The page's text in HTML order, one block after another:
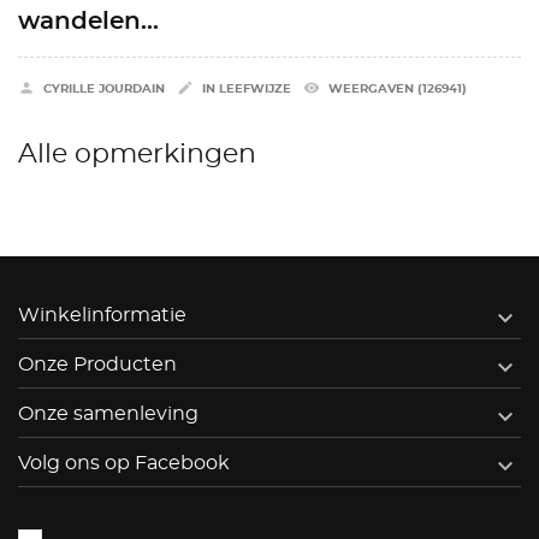
wandelen...
 CYRILLE JOURDAIN  IN LEEFWIJZE remove_red_eye WEERGAVEN (126941)
Alle opmerkingen
Winkelinformatie 
Onze Producten 
Onze samenleving 
Volg ons op Facebook 